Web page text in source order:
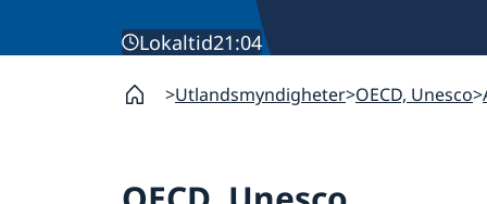
Lokaltid21:04
Utlandsmyndigheter OECD, Unesco